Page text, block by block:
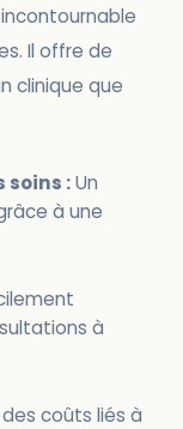
Il offre de
clinique que
soins :Un
à une
à
coûts liés à